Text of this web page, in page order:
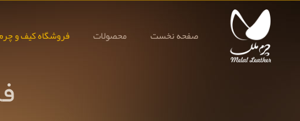
صفحه نخست محصولات فروشگاه کیف و